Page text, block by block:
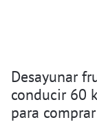
Desayunar
conducir 60
para